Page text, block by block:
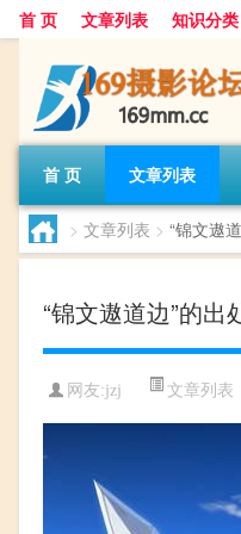
首 页 文章列表 知识分类
首 页 文章列表
> 文章列表 > “锦文遨
“锦文遨道边”的出
网友:jzj 文章列表